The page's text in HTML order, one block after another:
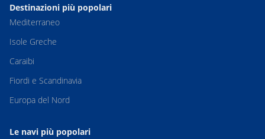
Destinazioni più popolari
Mediterraneo
Isole Greche
Caraibi
Fiordi e Scandinavia
Europa del Nord
Le navi più popolari